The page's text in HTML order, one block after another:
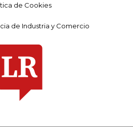
de Cookies
de Industria y Comercio